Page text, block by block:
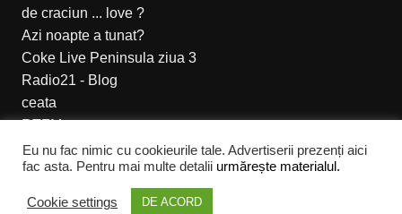
de craciun ... love ?
Azi noapte a tunat?
Coke Live Peninsula ziua 3
Radio21 - Blog
ceata
RTFM
Cream Magazine pentru Cristi Dorombach
Eu nu fac nimic cu cookieurile tale. Advertiserii prezenți aici
fac asta. Pentru mai multe detalii urmărește materialul.
Cookie settings DE ACORD